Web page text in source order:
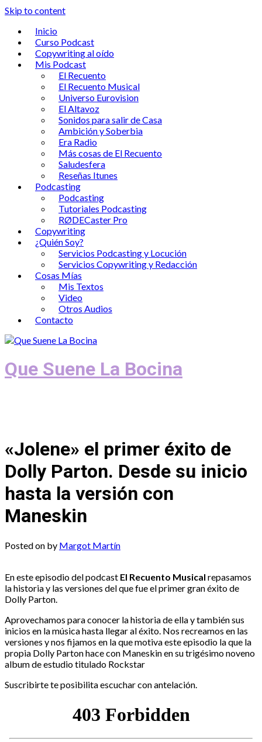
Skip to content
Inicio
Curso Podcast
Copywriting al oído
Mis Podcast
El Recuento
El Recuento Musical
Universo Eurovision
El Altavoz
Sonidos para salir de Casa
Ambición y Soberbia
Era Radio
Más cosas de El Recuento
Saludesfera
Reseñas Itunes
Podcasting
Podcasting
Tutoriales Podcasting
RØDECaster Pro
Copywriting
¿Quién Soy?
Servicios Podcasting y Locución
Servicios Copywriting y Redacción
Cosas Mías
Mis Textos
Video
Otros Audios
Contacto
Que Suene La Bocina
«Jolene» el primer éxito de
Dolly Parton. Desde su inicio
hasta la versión con
Maneskin
Posted on by Margot Martín
En este episodio del podcast El Recuento Musical repasamos
la historia y las versiones del que fue el primer gran éxito de
Dolly Parton.
Aprovechamos para conocer la historia de ella y también sus
inicios en la música hasta llegar al éxito. Nos recreamos en las
versiones y nos fijamos en la que motiva este episodio la que la
propia Dolly Parton hace con Maneskin en su trigésimo noveno
album de estudio titulado Rockstar
Suscribirte te posibilita escuchar con antelación.